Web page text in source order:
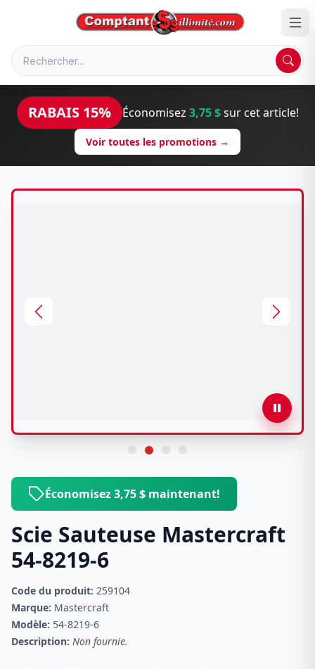
RABAIS 15% Économisez 3,75 $sur cet article!
Voir toutes les promotions →
Économisez 3,75 $ maintenant!
Scie Sauteuse Mastercraft
54-8219-6
Code du produit: 259104
Marque: Mastercraft
Modèle: 54-8219-6
Description: Non fournie.